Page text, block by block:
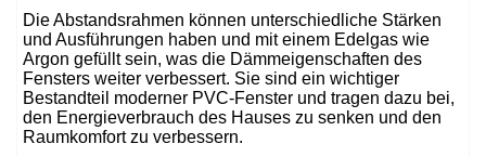
Die Abstandsrahmen können unterschiedliche Stärken
und Ausführungen haben und mit einem Edelgas wie
Argon gefüllt sein, was die Dämmeigenschaften des
Fensters weiter verbessert. Sie sind ein wichtiger
Bestandteil moderner PVC-Fenster und tragen dazu bei,
den Energieverbrauch des Hauses zu senken und den
Raumkomfort zu verbessern.